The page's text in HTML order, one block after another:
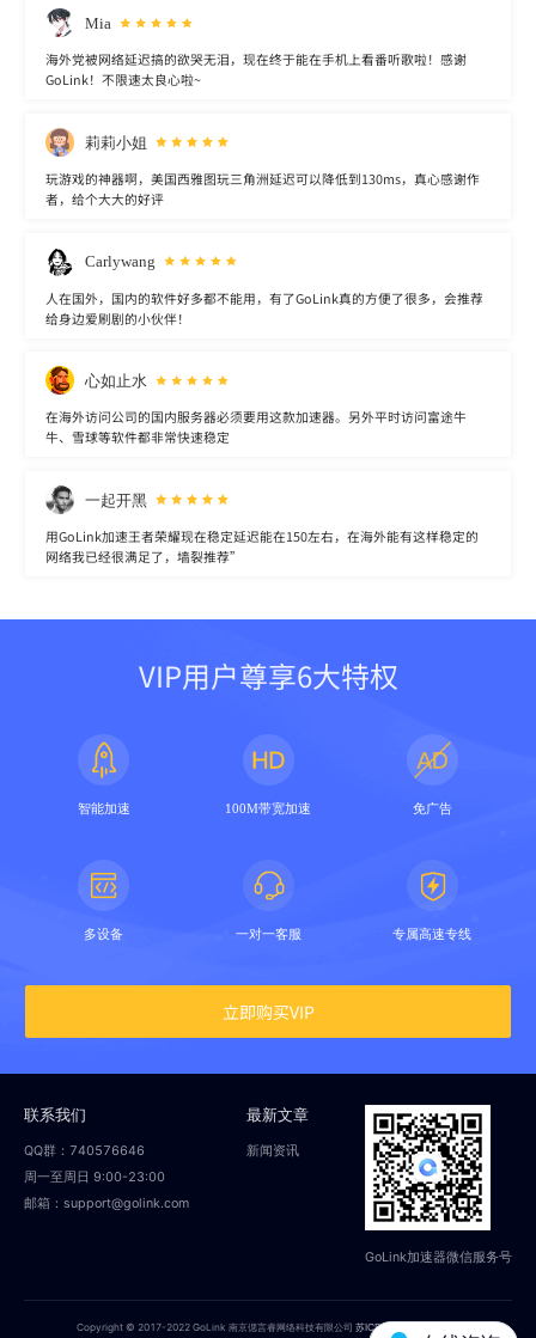
Mia
海外党被网络延迟搞的欲哭无泪，现在终于能在手机上看番听歌啦！感谢
GoLink！不限速太良心啦~
莉莉小姐
玩游戏的神器啊，美国西雅图玩三角洲延迟可以降低到130ms，真心感谢作
者，给个大大的好评
Carlywang
人在国外，国内的软件好多都不能用，有了GoLink真的方便了很多，会推荐
给身边爱刷剧的小伙伴！
心如止水
在海外访问公司的国内服务器必须要用这款加速器。另外平时访问富途牛
牛、雪球等软件都非常快速稳定
一起开黑
用GoLink加速王者荣耀现在稳定延迟能在150左右，在海外能有这样稳定的
网络我已经很满足了，墙裂推荐”
VIP用户尊享6大特权
智能加速 100M带宽加速 免广告
多设备 一对一客服 专属高速专线
立即购买VIP
联系我们
QQ群：740576646
周一至周日 9:00-23:00
邮箱：support@golink.com
最新文章
新闻资讯
GoLink加速器微信服务号
Copyright © 2017-2022 GoLink 南京偲言睿网络科技有限公司苏ICP备18014251号-2